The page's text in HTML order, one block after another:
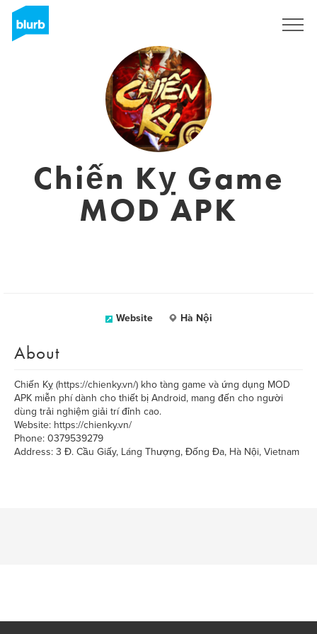
Chiến Kỵ Game
MOD APK
Website Hà Nội
About
​Chiến Kỵ (https://chienky.vn/) kho tàng game và ứng dụng MOD
APK miễn phí dành cho thiết bị Android, mang đến cho người
dùng trải nghiệm giải trí đỉnh cao.
Website: https://chienky.vn/
Phone: 0379539279
Address: 3 Đ. Cầu Giấy, Láng Thượng, Đống Đa, Hà Nội, Vietnam